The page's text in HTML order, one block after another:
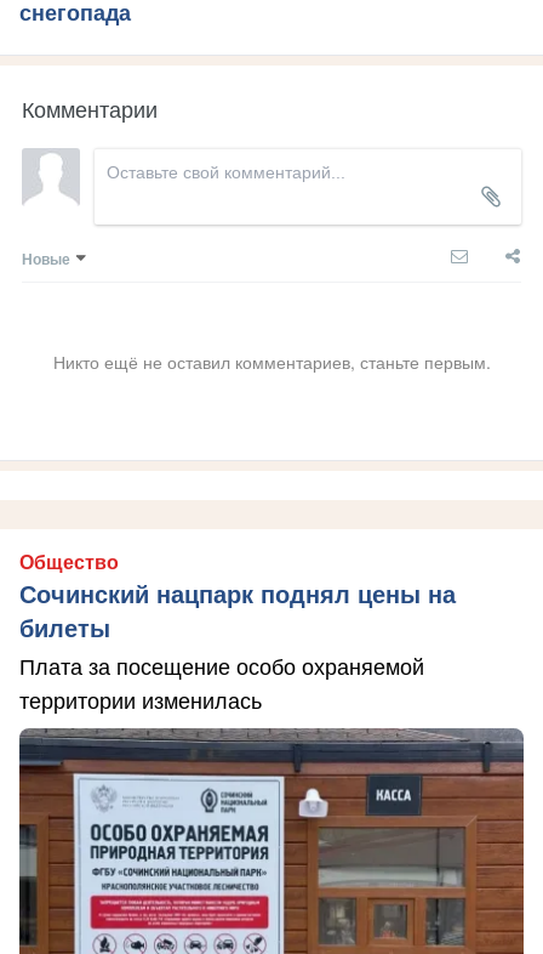
снегопада
Комментарии
Новые
Никто ещё не оставил комментариев, станьте первым.
Общество
Сочинский нацпарк поднял цены на
билеты
Плата за посещение особо охраняемой
территории изменилась